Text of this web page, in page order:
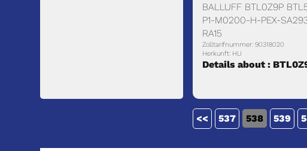
BALLUFF BTL0Z9P
P1-M0200-H-PEX-
RA15
Zolltarifnummer: 90318020
Herkunft: HU
Details about :
<< 537 538 539